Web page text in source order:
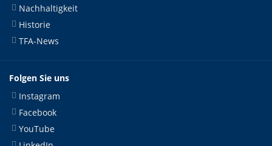
Nachhaltigkeit
Historie
TFA-News
Folgen Sie uns
Instagram
Facebook
YouTube